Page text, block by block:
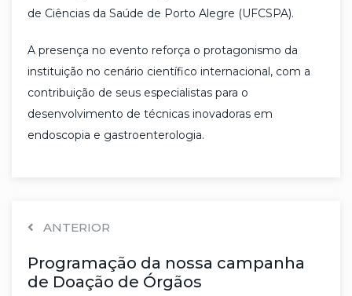
de Ciências da Saúde de Porto Alegre (UFCSPA).
A presença no evento reforça o protagonismo da
instituição no cenário científico internacional, com a
contribuição de seus especialistas para o
desenvolvimento de técnicas inovadoras em
endoscopia e gastroenterologia.
ANTERIOR
Programação da nossa campanha
de Doação de Órgãos